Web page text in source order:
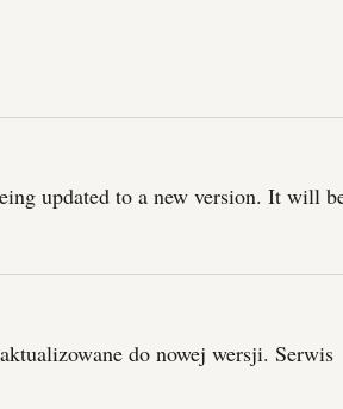
updated to a new version. It will
do nowej wersji. Serwis